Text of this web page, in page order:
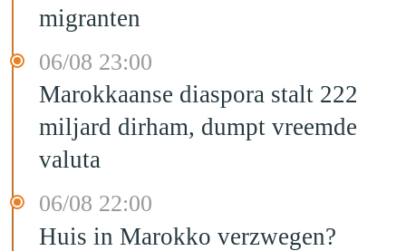
migranten
06/08 23:00
Marokkaanse diaspora stalt 222
miljard dirham, dumpt vreemde
valuta
06/08 22:00
Huis in Marokko verzwegen?